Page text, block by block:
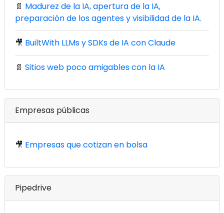
📄 Madurez de la IA, apertura de la IA,
preparación de los agentes y visibilidad de la IA.
🎥 BuiltWith LLMs y SDKs de IA con Claude
📄 Sitios web poco amigables con la IA
Empresas públicas
🎥 Empresas que cotizan en bolsa
Pipedrive